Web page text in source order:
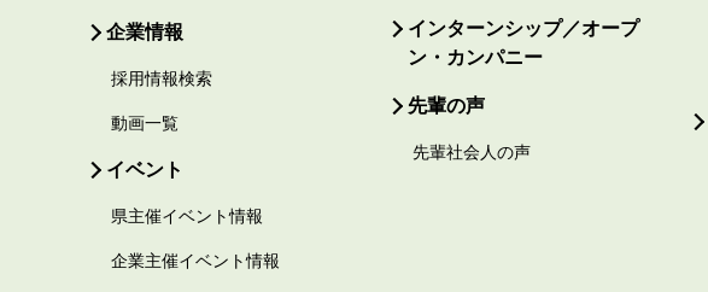
企業情報
採用情報検索
動画一覧
イベント
県主催イベント情報
企業主催イベント情報
インターンシップ／オープ
ン・カンパニー
先輩の声
先輩社会人の声